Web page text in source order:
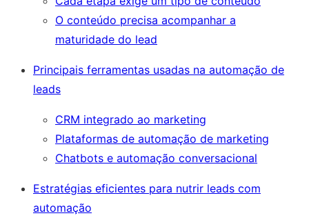
O conteúdo precisa acompanhar a
maturidade do lead
Principais ferramentas usadas na automação de
leads
CRM integrado ao marketing
Plataformas de automação de marketing
Chatbots e automação conversacional
Estratégias eficientes para nutrir leads com
automação